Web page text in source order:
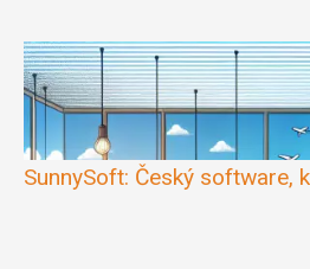
SunnySoft: Český software,